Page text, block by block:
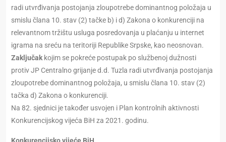
radi utvrđivanja postojanja zloupotrebe dominantnog položaja u
smislu člana 10. stav (2) tačke b) i d) Zakona o konkurenciji na
relevantnom tržištu usluga posredovanja u plaćanju u internet
igrama na sreću na teritoriji Republike Srpske, kao neosnovan.
Zaključak kojim se pokreće postupak po službenoj dužnosti
protiv JP Centralno grijanje d.d. Tuzla radi utvrđivanja postojanja
zloupotrebe dominantnog položaja, u smislu člana 10. stav (2)
tačka d) Zakona o konkurenciji.
Na 82. sjednici je također usvojen i Plan kontrolnih aktivnosti
Konkurencijskog vijeća BiH za 2021. godinu.